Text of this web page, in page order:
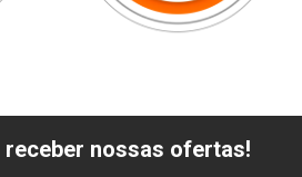
nossas ofertas!